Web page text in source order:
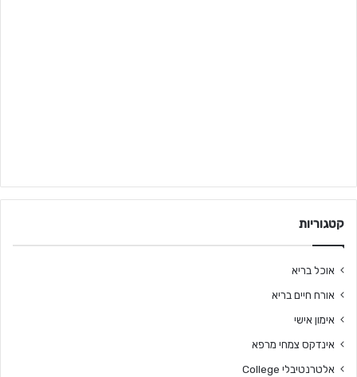
קטגוריות
אוכל בריא
אורח חיים בריא
אימון אישי
אינדקס צמחי מרפא
אלטרנטיבלי College